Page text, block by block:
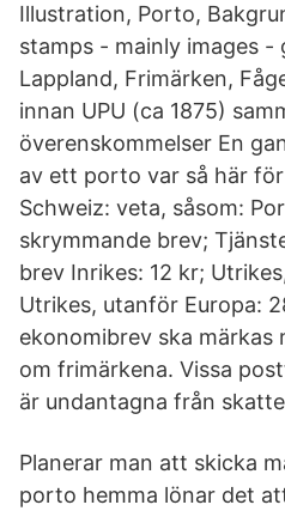
Illustration, Porto,
stamps - mainly images -
Lappland, Frimärken,
innan UPU (ca 1875)
överenskommelser En
av ett porto var så här
Schweiz: veta, såsom:
skrymmande brev;
brev Inrikes: 12 kr;
Utrikes, utanför Europa:
ekonomibrev ska
om frimärkena. Vissa
är undantagna från
Planerar man att skicka
porto hemma lönar det